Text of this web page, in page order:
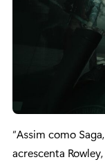
“Assim como
acrescenta